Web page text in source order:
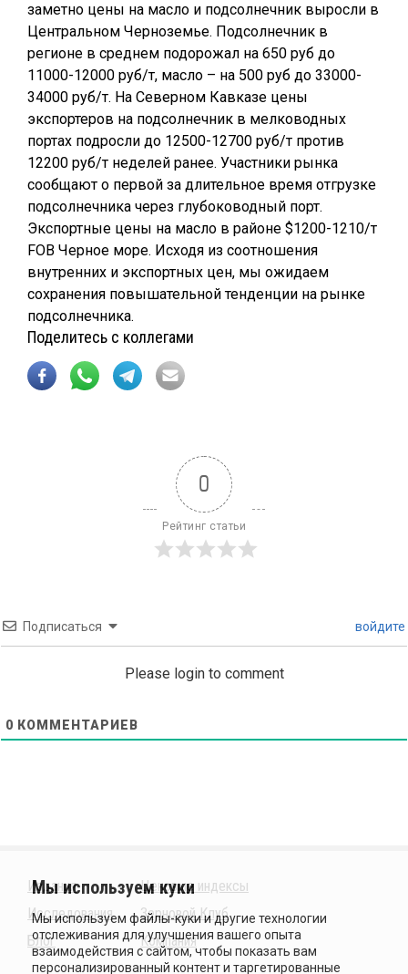
заметно цены на масло и подсолнечник выросли в
Центральном Черноземье. Подсолнечник в
регионе в среднем подорожал на 650 руб до
11000-12000 руб/т, масло – на 500 руб до 33000-
34000 руб/т. На Северном Кавказе цены
экспортеров на подсолнечник в мелководных
портах подросли до 12500-12700 руб/т против
12200 руб/т неделей ранее. Участники рынка
сообщают о первой за длительное время отгрузке
подсолнечника через глубоководный порт.
Экспортные цены на масло в районе $1200-1210/т
FOB Черное море. Исходя из соотношения
внутренних и экспортных цен, мы ожидаем
сохранения повышательной тенденции на рынке
подсолнечника.
Поделитесь с коллегами
0
Рейтинг статьи
Подписаться войдите
Please login to comment
0 КОММЕНТАРИЕВ
Издания
Исследования
Блог
Ценовые индексы
Зерновой Клуб
Компания